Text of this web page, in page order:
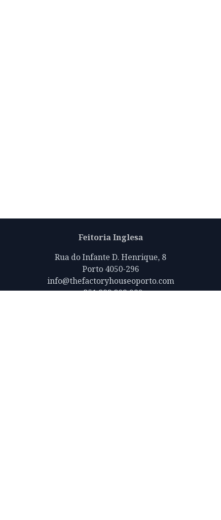
Feitoria Inglesa
Rua do Infante D. Henrique, 8
Porto 4050-296
info@thefactoryhouseoporto.com
+351 223 392 980